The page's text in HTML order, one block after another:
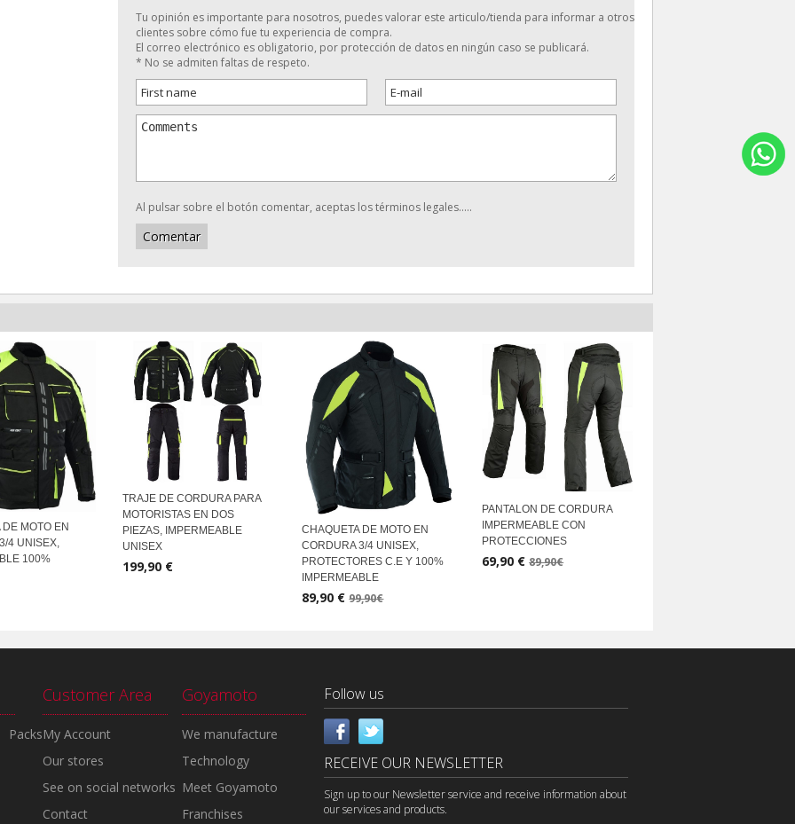
Tu opinión es importante para nosotros, puedes valorar este articulo/tienda para informar a otros
clientes sobre cómo fue tu experiencia de compra.
El correo electrónico es obligatorio, por protección de datos en ningún caso se publicará.
* No se admiten faltas de respeto.
Al pulsar sobre el botón comentar, aceptas los términos legales.....
MOTO EN
4 UNISEX,
100%
TRAJE DE CORDURA PARA
MOTORISTAS EN DOS
PIEZAS, IMPERMEABLE
UNISEX
199,90 €
CHAQUETA DE MOTO EN
CORDURA 3/4 UNISEX,
PROTECTORES C.E Y 100%
IMPERMEABLE
89,90 €99,90€
PANTALON DE CORDURA
IMPERMEABLE CON
PROTECCIONES
69,90 €89,90€
Packs
Customer Area
My Account
Our stores
See on social networks
Contact
Goyamoto
We manufacture
Technology
Meet Goyamoto
Franchises
Follow us
RECEIVE OUR NEWSLETTER
Sign up to our Newsletter service and receive information about
our services and products.